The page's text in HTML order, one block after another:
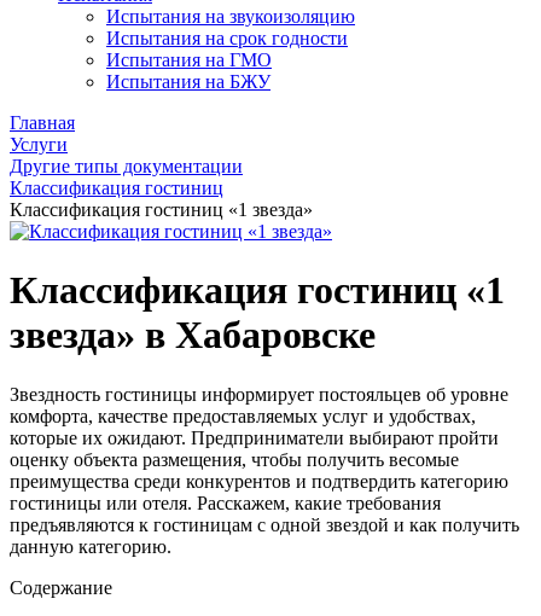
Испытания на звукоизоляцию
Испытания на срок годности
Испытания на ГМО
Испытания на БЖУ
Главная
Услуги
Другие типы документации
Классификация гостиниц
Классификация гостиниц «1 звезда»
Классификация гостиниц «1
звезда» в Хабаровске
Звездность гостиницы информирует постояльцев об уровне
комфорта, качестве предоставляемых услуг и удобствах,
которые их ожидают. Предприниматели выбирают пройти
оценку объекта размещения, чтобы получить весомые
преимущества среди конкурентов и подтвердить категорию
гостиницы или отеля. Расскажем, какие требования
предъявляются к гостиницам с одной звездой и как получить
данную категорию.
Содержание